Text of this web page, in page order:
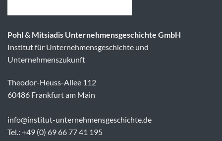
Pohl & Mitsiadis Unternehmensgeschichte GmbH
Institut für Unternehmensgeschichte und
Unternehmenszukunft
Theodor-Heuss-Allee 112
60486 Frankfurt am Main
info@institut-unternehmensgeschichte.de
Tel.: +49 (0) 69 66 77 41 195